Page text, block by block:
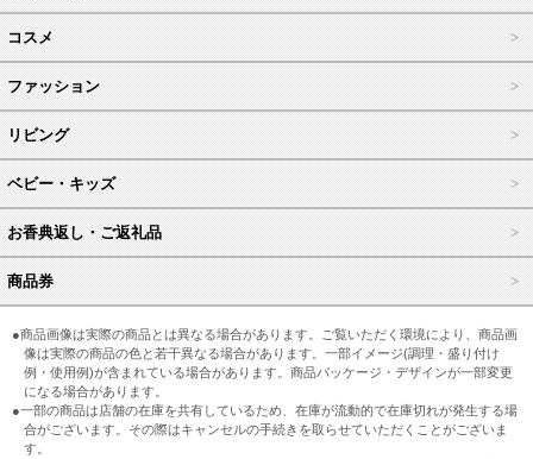
コスメ
ファッション
リビング
ベビー・キッズ
お香典返し・ご返礼品
商品券
●商品画像は実際の商品とは異なる場合があります。ご覧いただく環境により、商品画
像は実際の商品の色と若干異なる場合があります。一部イメージ(調理・盛り付け
例・使用例)が含まれている場合があります。商品パッケージ・デザインが一部変更
になる場合があります。
●一部の商品は店舗の在庫を共有しているため、在庫が流動的で在庫切れが発生する場
合がございます。その際はキャンセルの手続きを取らせていただくことがございま
す。